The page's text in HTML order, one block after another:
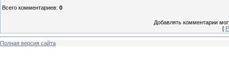
Всего комментариев: 0
Добавлять комментарии
[
Полная версия сайта